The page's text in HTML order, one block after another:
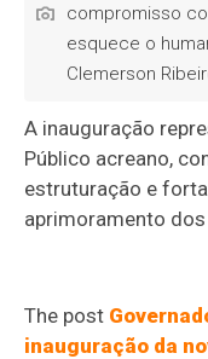
compromisso
esquece o
Clemerson
A inauguração
Público acreano,
estruturação e
aprimoramento
The post
inauguração da